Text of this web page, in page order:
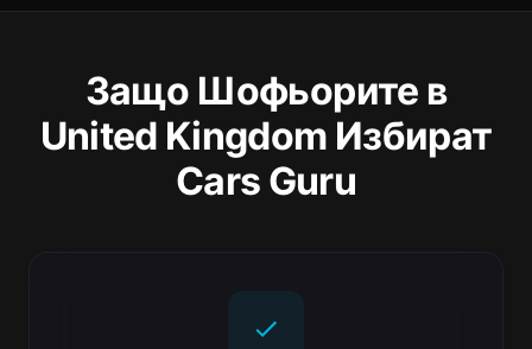
Защо Шофьорите в
United Kingdom Избират
Cars Guru